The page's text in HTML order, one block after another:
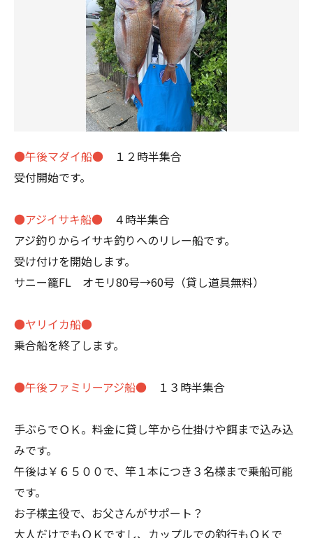
●午後マダイ船● １２時半集合
受付開始です。
●アジイサキ船● ４時半集合
アジ釣りからイサキ釣りへのリレー船です。
受け付けを開始します。
サニー籠FL オモリ80号→60号（貸し道具無料）
●ヤリイカ船●
乗合船を終了します。
●午後ファミリーアジ船● １３時半集合
手ぶらでＯＫ。料金に貸し竿から仕掛けや餌まで込み込
みです。
午後は￥６５００で、竿１本につき３名様まで乗船可能
です。
お子様主役で、お父さんがサポート？
大人だけでもＯＫですし、カップルでの釣行もＯＫで